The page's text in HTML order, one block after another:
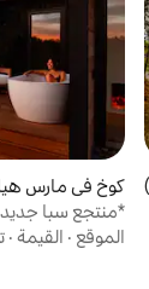
17 مراجعاتكوخ في مارس
*منتجع سبا
استحمام خارجي
الموقع · القيمة ·